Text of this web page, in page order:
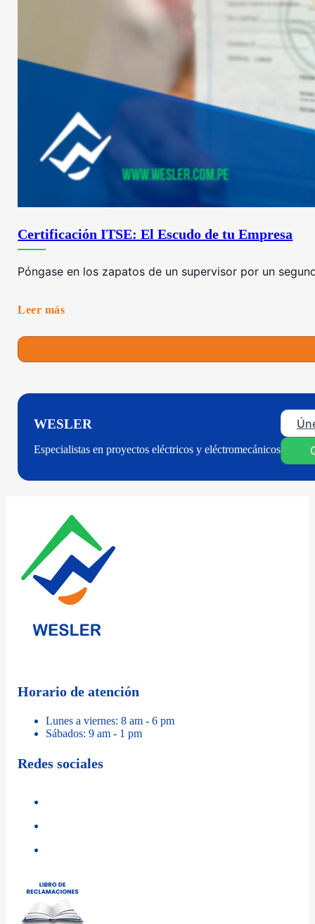
Certificación ITSE: El Escudo de tu Empresa
Póngase en los zapatos de un supervisor por un
Leer más
WESLER
Especialistas en proyectos eléctricos y eléctromecánicos
Horario de atención
Lunes a viernes: 8 am - 6 pm
Sábados: 9 am - 1 pm
Redes sociales